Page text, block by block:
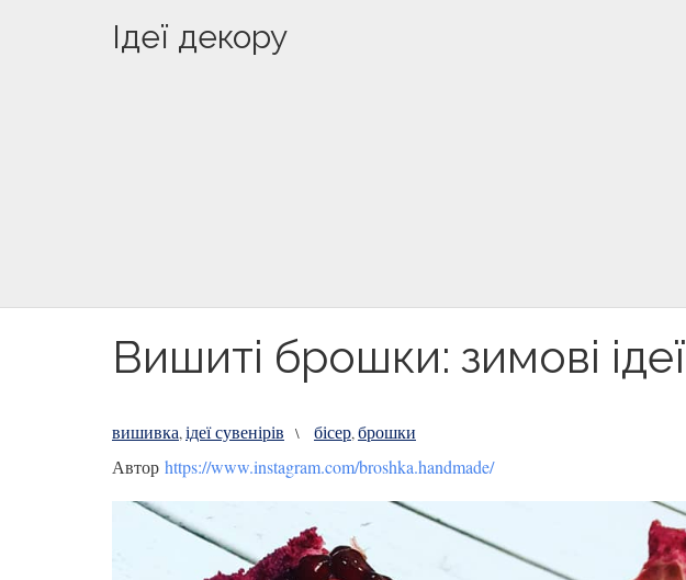
Ідеї декору
Вишиті брошки: зимові ідеї
вишивка,ідеї сувенірів \ бісер,брошки
Автор https://www.instagram.com/broshka.handmade/